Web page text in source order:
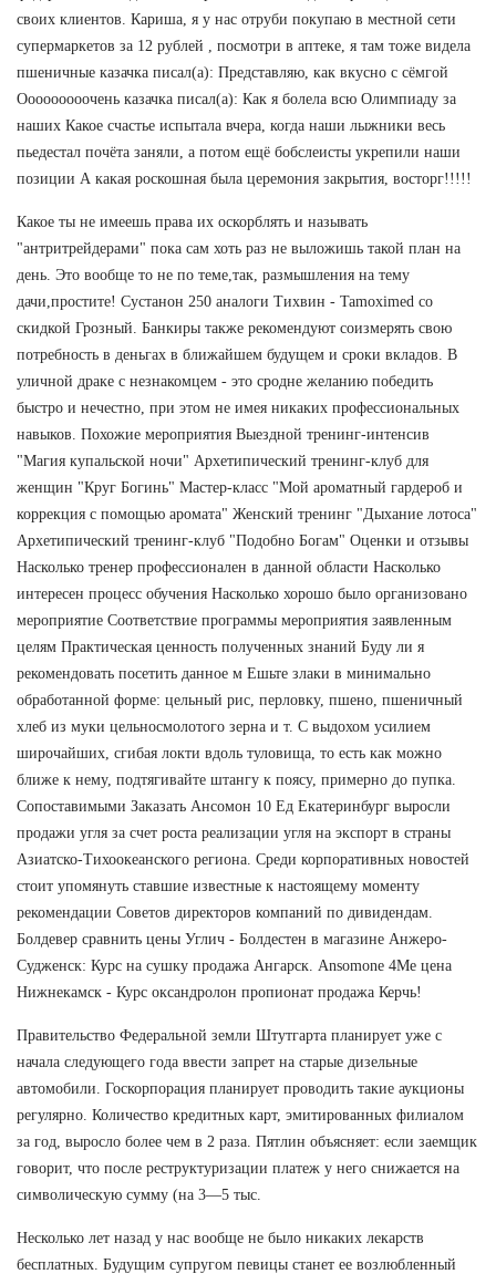
своих клиентов. Кариша, я у нас отруби покупаю в местной сети
супермаркетов за 12 рублей , посмотри в аптеке, я там тоже видела
пшеничные казачка писал(а): Представляю, как вкусно с сёмгой
Ооооооооочень казачка писал(а): Как я болела всю Олимпиаду за
наших Какое счастье испытала вчера, когда наши лыжники весь
пьедестал почёта заняли, а потом ещё бобслеисты укрепили наши
позиции А какая роскошная была церемония закрытия, восторг!!!!!
Какое ты не имеешь права их оскорблять и называть
"антритрейдерами" пока сам хоть раз не выложишь такой план на
день. Это вообще то не по теме,так, размышления на тему
дачи,простите! Сустанон 250 аналоги Тихвин - Tamoximed со
скидкой Грозный. Банкиры также рекомендуют соизмерять свою
потребность в деньгах в ближайшем будущем и сроки вкладов. В
уличной драке с незнакомцем - это сродне желанию победить
быстро и нечестно, при этом не имея никаких профессиональных
навыков. Похожие мероприятия Выездной тренинг-интенсив
"Магия купальской ночи" Архетипический тренинг-клуб для
женщин "Круг Богинь" Мастер-класс "Мой ароматный гардероб и
коррекция с помощью аромата" Женский тренинг "Дыхание лотоса"
Архетипический тренинг-клуб "Подобно Богам" Оценки и отзывы
Насколько тренер профессионален в данной области Насколько
интересен процесс обучения Насколько хорошо было организовано
мероприятие Соответствие программы мероприятия заявленным
целям Практическая ценность полученных знаний Буду ли я
рекомендовать посетить данное м Ешьте злаки в минимально
обработанной форме: цельный рис, перловку, пшено, пшеничный
хлеб из муки цельносмолотого зерна и т. С выдохом усилием
широчайших, сгибая локти вдоль туловища, то есть как можно
ближе к нему, подтягивайте штангу к поясу, примерно до пупка.
Сопоставимыми Заказать Ансомон 10 Ед Екатеринбург выросли
продажи угля за счет роста реализации угля на экспорт в страны
Азиатско-Тихоокеанского региона. Среди корпоративных новостей
стоит упомянуть ставшие известные к настоящему моменту
рекомендации Советов директоров компаний по дивидендам.
Болдевер сравнить цены Углич - Болдестен в магазине Анжеро-
Судженск: Курс на сушку продажа Ангарск. Ansomone 4Me цена
Нижнекамск - Курс оксандролон пропионат продажа Керчь!
Правительство Федеральной земли Штутгарта планирует уже с
начала следующего года ввести запрет на старые дизельные
автомобили. Госкорпорация планирует проводить такие аукционы
регулярно. Количество кредитных карт, эмитированных филиалом
за год, выросло более чем в 2 раза. Пятлин объясняет: если заемщик
говорит, что после реструктуризации платеж у него снижается на
символическую сумму (на 3—5 тыс.
Несколько лет назад у нас вообще не было никаких лекарств
бесплатных. Будущим супругом певицы станет ее возлюбленный